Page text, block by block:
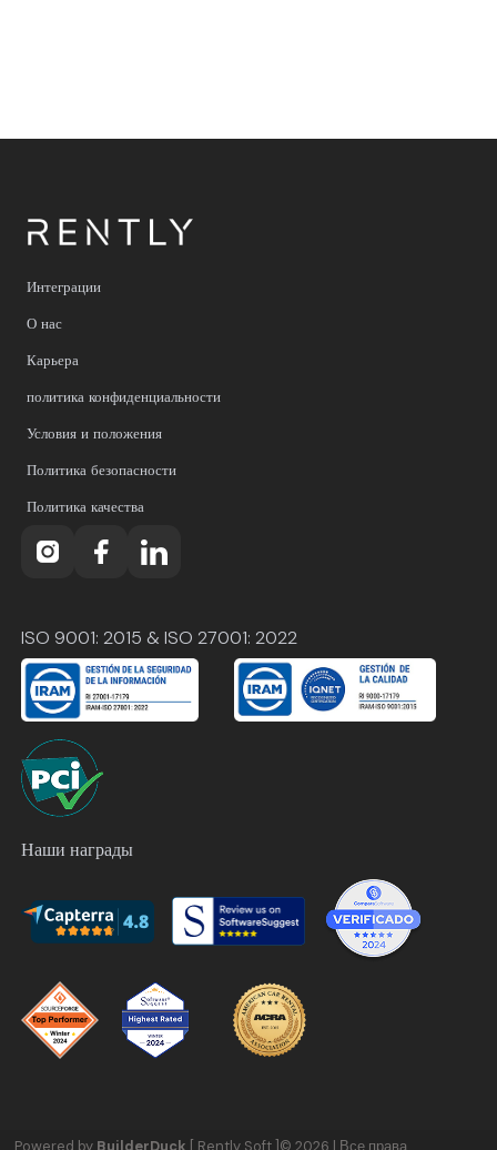
Интеграции
О нас
Карьера
политика конфиденциальности
Условия и положения
Политика безопасности
Политика качества
ISO 9001: 2015 & ISO 27001: 2022
Наши награды